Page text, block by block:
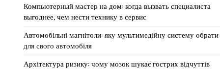
Компьютерный мастер на дом: когда вызвать специалиста
выгоднее, чем нести технику в сервис
Автомобільні магнітоли: яку мультимедійну систему обрати
для свого автомобіля
Архітектура ризику: чому мозок шукає гострих відчуттів